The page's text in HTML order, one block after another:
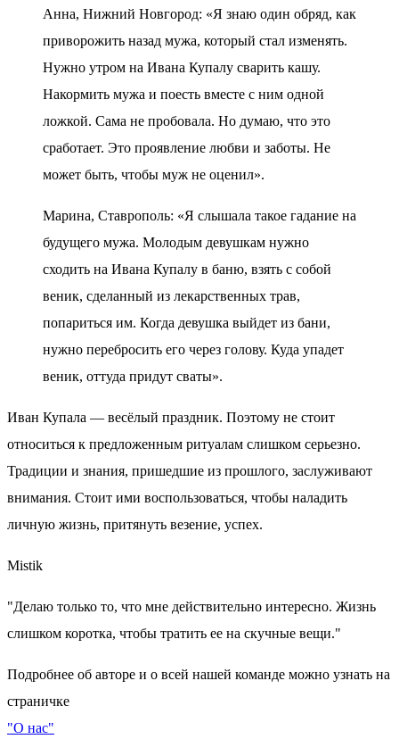
Анна, Нижний Новгород: «Я знаю один обряд, как
приворожить назад мужа, который стал изменять.
Нужно утром на Ивана Купалу сварить кашу.
Накормить мужа и поесть вместе с ним одной
ложкой. Сама не пробовала. Но думаю, что это
сработает. Это проявление любви и заботы. Не
может быть, чтобы муж не оценил».
Марина, Ставрополь: «Я слышала такое гадание на
будущего мужа. Молодым девушкам нужно
сходить на Ивана Купалу в баню, взять с собой
веник, сделанный из лекарственных трав,
попариться им. Когда девушка выйдет из бани,
нужно перебросить его через голову. Куда упадет
веник, оттуда придут сваты».
Иван Купала — весёлый праздник. Поэтому не стоит
относиться к предложенным ритуалам слишком серьезно.
Традиции и знания, пришедшие из прошлого, заслуживают
внимания. Стоит ими воспользоваться, чтобы наладить
личную жизнь, притянуть везение, успех.
Mistik
"Делаю только то, что мне действительно интересно. Жизнь
слишком коротка, чтобы тратить ее на скучные вещи."
Подробнее об авторе и о всей нашей команде можно узнать на
страничке
"О нас"